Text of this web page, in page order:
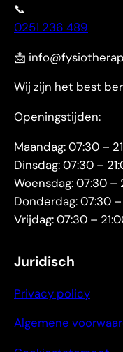
📞
0251 236 489
📩
Wij zijn het best
Openingstijden:
Maandag: 07:30 –
Dinsdag: 07:30 –
Woensdag: 07:30 –
Donderdag: 07:30 –
Vrijdag: 07:30 –
Juridisch
Privacy policy
Algemene